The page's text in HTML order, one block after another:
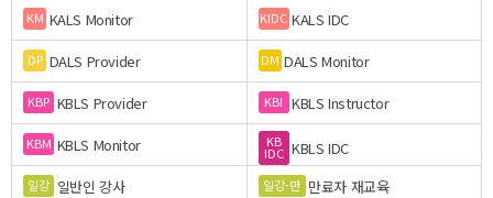
KM KALS Monitor KIDC KALS IDC
DP DALS Provider DM DALS Monitor
KBP KBLS Provider KBI KBLS Instructor
KBM KBLS Monitor KB
IDC KBLS IDC
일강 일반인 강사 일강-만 만료자 재교육